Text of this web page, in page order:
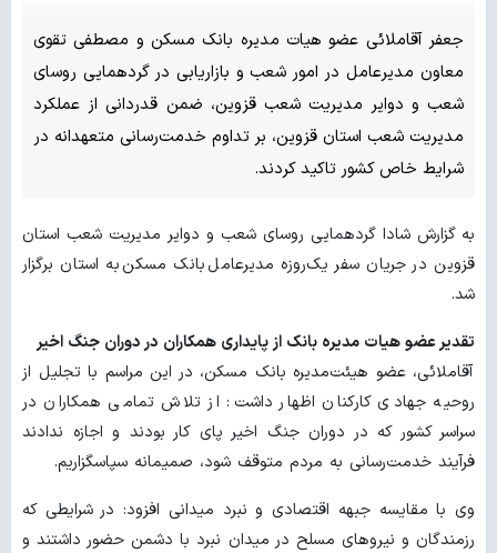
جعفر آقاملائی عضو هیات مدیره بانک مسکن و مصطفی تقوی
معاون مدیرعامل در امور شعب و بازاریابی در گردهمایی روسای
شعب و دوایر مدیریت شعب قزوین، ضمن قدردانی از عملکرد
مدیریت شعب استان قزوین، بر تداوم خدمت‌رسانی متعهدانه در
شرایط خاص کشور تاکید کردند.
به گزارش شادا گردهمایی روسای شعب و دوایر مدیریت شعب استان
قزوین در جریان سفر یک‌روزه مدیرعامل بانک مسکن به استان برگزار
شد.
تقدیر عضو هیات مدیره بانک از پایداری همکاران در دوران جنگ اخیر
آقاملائی، عضو هیئت‌مدیره بانک مسکن، در این مراسم با تجلیل از
روحیه جهادی کارکنان اظهار داشت: از تلاش تمامی همکاران در
سراسر کشور که در دوران جنگ اخیر پای کار بودند و اجازه ندادند
فرآیند خدمت‌رسانی به مردم متوقف شود، صمیمانه سپاسگزاریم.
وی با مقایسه جبهه اقتصادی و نبرد میدانی افزود: در شرایطی که
رزمندگان و نیروهای مسلح در میدان نبرد با دشمن حضور داشتند و